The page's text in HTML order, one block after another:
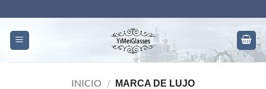
al
contenido
INICIO / MARCA DE LUJO